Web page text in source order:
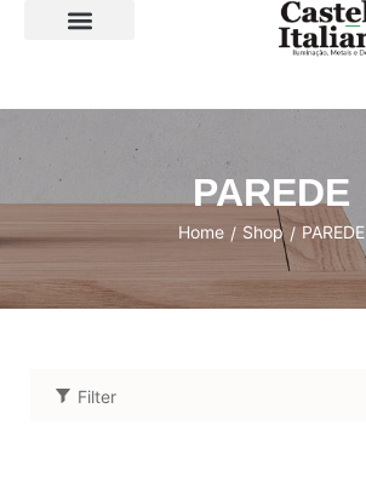
PAREDE
Home / Shop / PAREDE
Filter